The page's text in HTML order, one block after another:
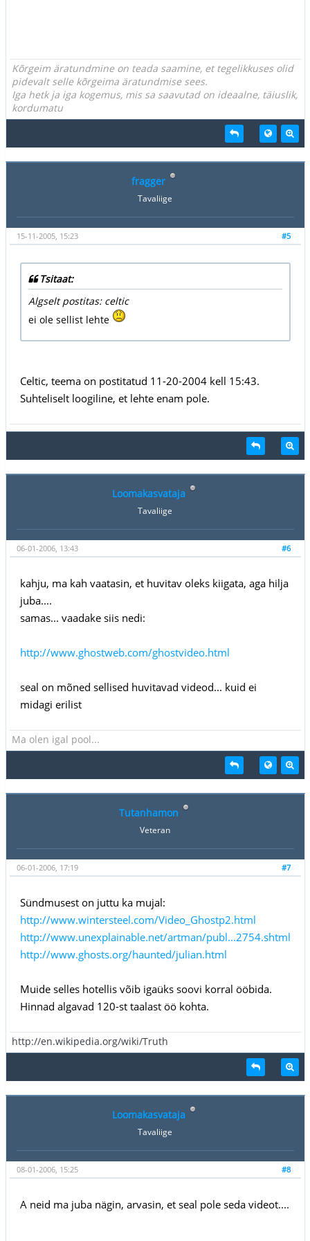
Kõrgeim äratundmine on teada saamine, et tegelikkuses olid
pidevalt selle kõrgeima äratundmise sees.
Iga hetk ja iga kogemus, mis sa saavutad on ideaalne, täiuslik,
kordumatu
fragger
Tavaliige
#5
15-11-2005, 15:23
Tsitaat:
Algselt postitas: celtic
ei ole sellist lehte
Celtic, teema on postitatud 11-20-2004 kell 15:43.
Suhteliselt loogiline, et lehte enam pole.
Loomakasvataja
Tavaliige
#6
06-01-2006, 13:43
kahju, ma kah vaatasin, et huvitav oleks kiigata, aga hilja
juba....
samas... vaadake siis nedi:
http://www.ghostweb.com/ghostvideo.html
seal on mõned sellised huvitavad videod... kuid ei
midagi erilist
Ma olen igal pool...
Tutanhamon
Veteran
#7
06-01-2006, 17:19
Sündmusest on juttu ka mujal:
http://www.wintersteel.com/Video_Ghostp2.html
http://www.unexplainable.net/artman/publ...2754.shtml
http://www.ghosts.org/haunted/julian.html
Muide selles hotellis võib igaüks soovi korral ööbida.
Hinnad algavad 120-st taalast öö kohta.
http://en.wikipedia.org/wiki/Truth
Loomakasvataja
Tavaliige
#8
08-01-2006, 15:25
A neid ma juba nägin, arvasin, et seal pole seda videot....